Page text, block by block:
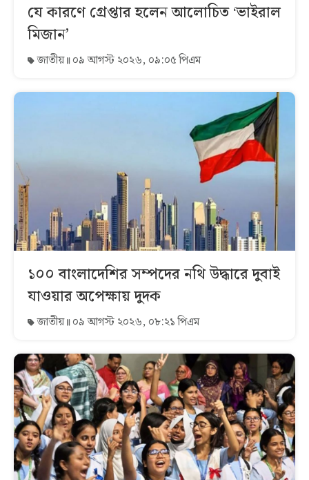
যে কারণে গ্রেপ্তার হলেন আলোচিত ‘ভাইরাল
মিজান’
জাতীয় ০৯ আগস্ট ২০২৬, ০৯:০৫ পিএম
১০০ বাংলাদেশির সম্পদের নথি উদ্ধারে দুবাই
যাওয়ার অপেক্ষায় দুদক
জাতীয় ০৯ আগস্ট ২০২৬, ০৮:২১ পিএম